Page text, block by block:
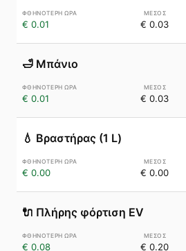
€ 0.01 € 0.03
🛁 Μπάνιο
€ 0.01 € 0.03
💧 Βραστήρας (1 L)
€ 0.00 € 0.00
🔌 Πλήρης φόρτιση EV
€ 0.08 € 0.20